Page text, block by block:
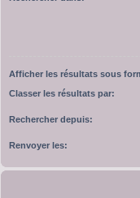
Afficher les résultats sous
Classer les résultats par:
Rechercher depuis:
Renvoyer les: